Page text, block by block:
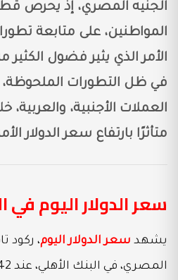
الجنيه المصري، إذ يحرص
المواطنين، على متابعة
الأمر الذي يثير فضول
في ظل التطورات الملحوظة،
العملات الأجنبية، والعربية،
متأثرًا بارتفاع سعر الدولار
سعر الدولار اليوم في
يشهد سعر الدولار اليوم، ركود